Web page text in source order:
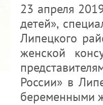
23 апреля
детей»,
Липецкого
женской
России» в
беременными
02.09.2019